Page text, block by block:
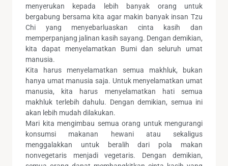
menyerukan kepada lebih banyak orang untuk
bergabung bersama kita agar makin banyak insan Tzu
Chi yang menyebarluaskan cinta kasih dan
memperpanjang jalinan kasih sayang. Dengan demikian,
kita dapat menyelamatkan Bumi dan seluruh umat
manusia.
Kita harus menyelamatkan semua makhluk, bukan
hanya umat manusia saja. Untuk menyelamatkan umat
manusia, kita harus menyelamatkan hati semua
makhluk terlebih dahulu. Dengan demikian, semua ini
akan lebih mudah dilakukan.
Mari kita mengimbau semua orang untuk mengurangi
konsumsi makanan hewani atau sekaligus
menggalakkan untuk beralih dari pola makan
nonvegetaris menjadi vegetaris. Dengan demikian,